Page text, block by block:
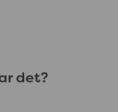
det?